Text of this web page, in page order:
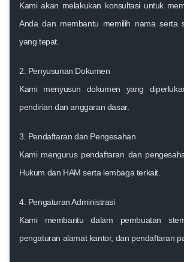
Kami akan melakukan konsultasi untuk
Anda dan membantu memilih nama serta
yang tepat.
2. Penyusunan Dokumen
Kami menyusun dokumen yang
pendirian dan anggaran dasar.
3. Pendaftaran dan Pengesahan
Kami mengurus pendaftaran dan
Hukum dan HAM serta lembaga terkait.
4. Pengaturan Administrasi
Kami membantu dalam pembuatan
pengaturan alamat kantor, dan pendaftaran